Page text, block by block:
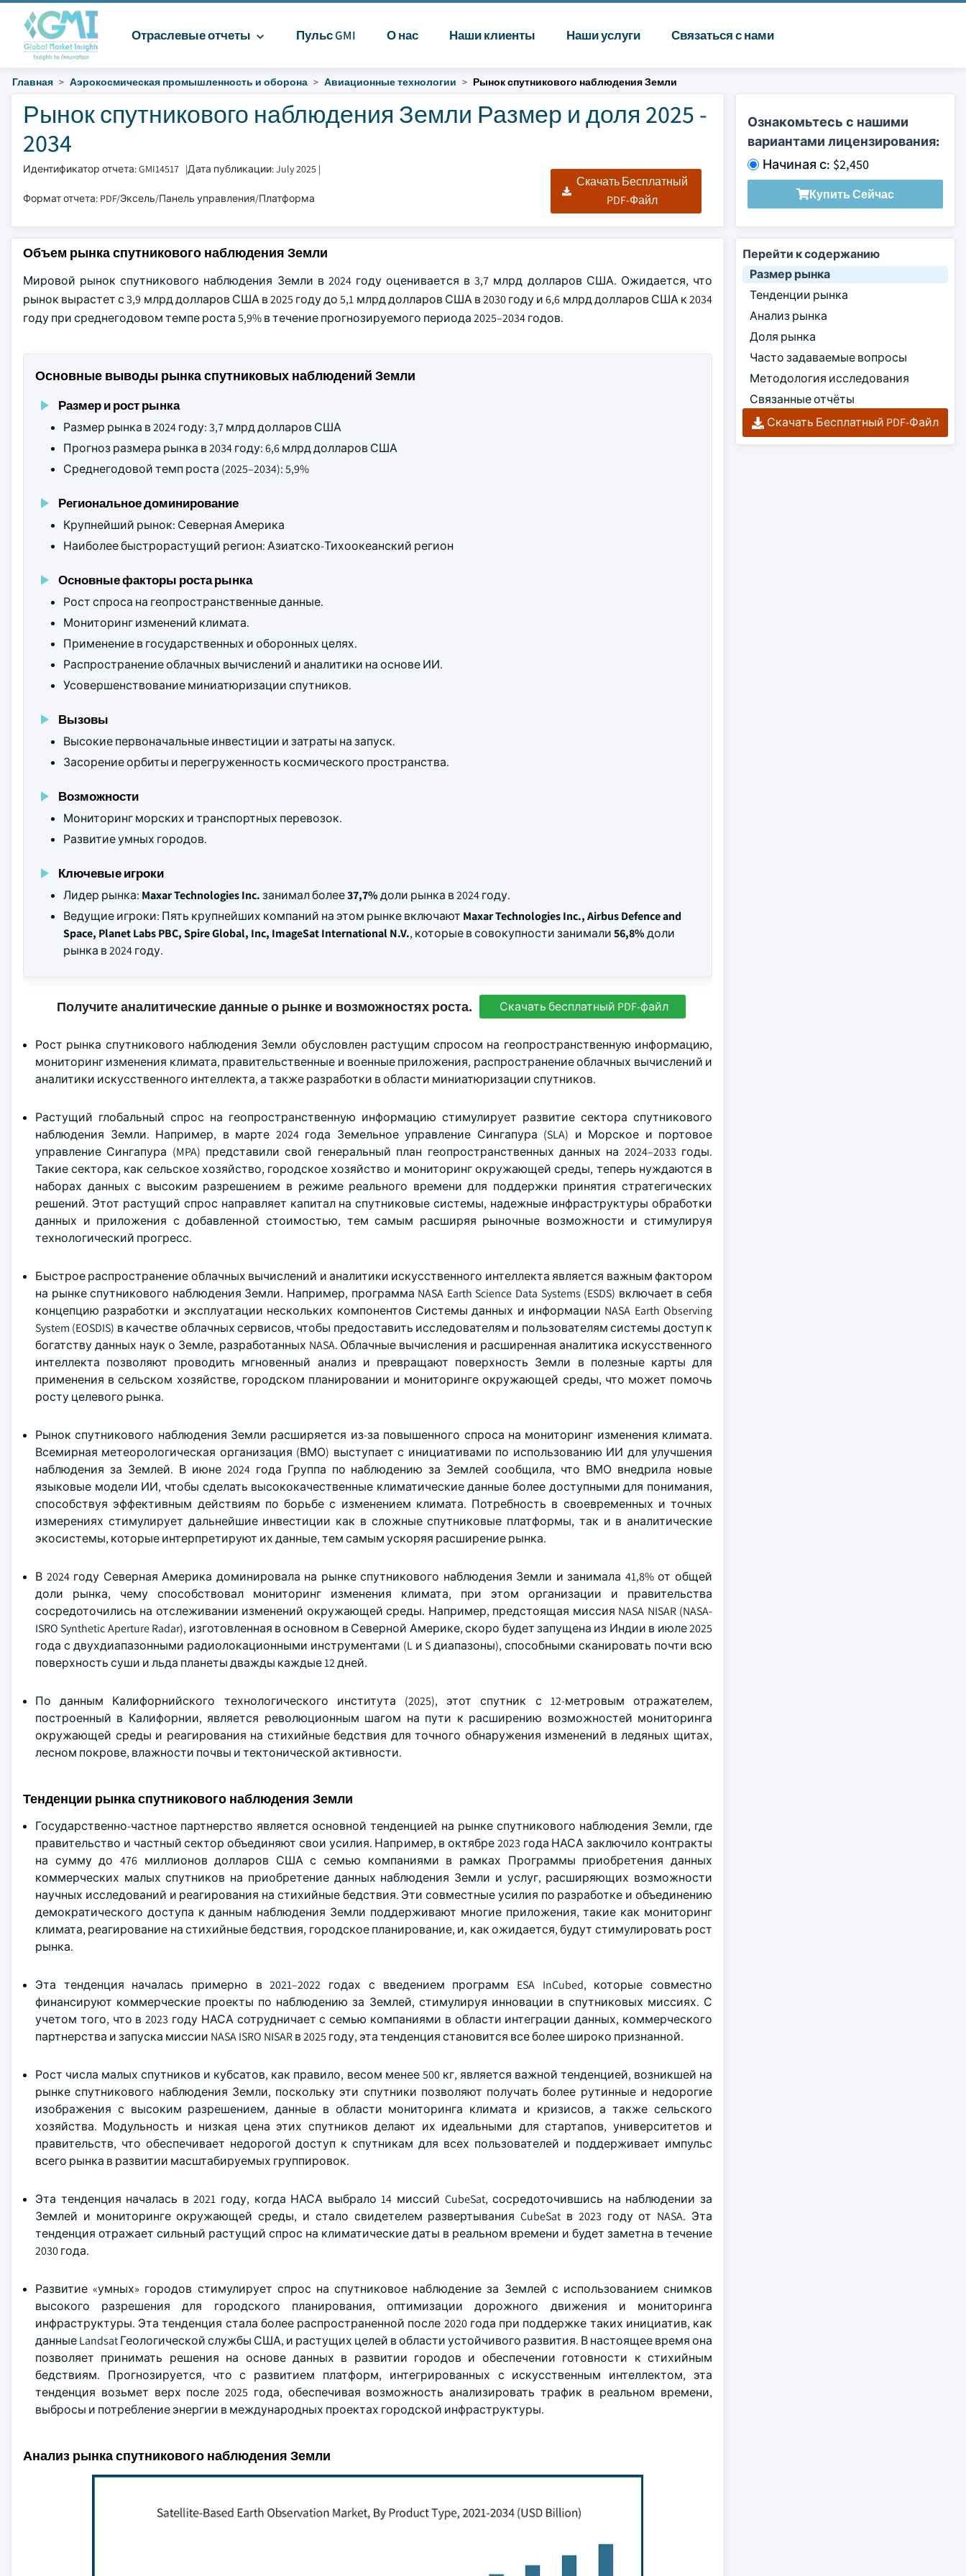
Отраслевые отчеты Пульс GMI О нас Наши клиенты Наши услуги Связаться с нами
Главная Аэрокосмическая промышленность и оборона Авиационные технологии Рынок спутникового наблюдения Земли
Рынок спутникового наблюдения Земли Размер и доля 2025 -
2034
Идентификатор отчета: GMI14517 |Дата публикации: July 2025 |
Формат отчета: PDF/Эксель/Панель управления/Платформа
Скачать Бесплатный
PDF-Файл
Ознакомьтесь с нашими
вариантами лицензирования:
Начиная с: $2,450
Купить Сейчас
Объем рынка спутникового наблюдения Земли
Мировой рынок спутникового наблюдения Земли в 2024 году оценивается в 3,7 млрд долларов США. Ожидается, что
рынок вырастет с 3,9 млрд долларов США в 2025 году до 5,1 млрд долларов США в 2030 году и 6,6 млрд долларов США к 2034
году при среднегодовом темпе роста 5,9% в течение прогнозируемого периода 2025–2034 годов.
Основные выводы рынка спутниковых наблюдений Земли
Размер и рост рынка
Размер рынка в 2024 году: 3,7 млрд долларов США
Прогноз размера рынка в 2034 году: 6,6 млрд долларов США
Среднегодовой темп роста (2025–2034): 5,9%
Региональное доминирование
Крупнейший рынок: Северная Америка
Наиболее быстрорастущий регион: Азиатско-Тихоокеанский регион
Основные факторы роста рынка
Рост спроса на геопространственные данные.
Мониторинг изменений климата.
Применение в государственных и оборонных целях.
Распространение облачных вычислений и аналитики на основе ИИ.
Усовершенствование миниатюризации спутников.
Вызовы
Высокие первоначальные инвестиции и затраты на запуск.
Засорение орбиты и перегруженность космического пространства.
Возможности
Мониторинг морских и транспортных перевозок.
Развитие умных городов.
Ключевые игроки
Лидер рынка: Maxar Technologies Inc.занимал более37,7%доли рынка в 2024 году.
Ведущие игроки: Пять крупнейших компаний на этом рынке включают Maxar Technologies Inc., Airbus Defence and
Space, Planet Labs PBC, Spire Global, Inc, ImageSat International N.V., которые в совокупности занимали56,8%доли
рынка в 2024 году.
Получите аналитические данные о рынке и возможностях роста. Скачать бесплатный PDF-файл
Рост рынка спутникового наблюдения Земли обусловлен растущим спросом на геопространственную информацию,
мониторинг изменения климата, правительственные и военные приложения, распространение облачных вычислений и
аналитики искусственного интеллекта, а также разработки в области миниатюризации спутников.
Растущий глобальный спрос на геопространственную информацию стимулирует развитие сектора спутникового
наблюдения Земли. Например, в марте 2024 года Земельное управление Сингапура (SLA) и Морское и портовое
управление Сингапура (MPA) представили свой генеральный план геопространственных данных на 2024–2033 годы.
Такие сектора, как сельское хозяйство, городское хозяйство и мониторинг окружающей среды, теперь нуждаются в
наборах данных с высоким разрешением в режиме реального времени для поддержки принятия стратегических
решений. Этот растущий спрос направляет капитал на спутниковые системы, надежные инфраструктуры обработки
данных и приложения с добавленной стоимостью, тем самым расширяя рыночные возможности и стимулируя
технологический прогресс.
Быстрое распространение облачных вычислений и аналитики искусственного интеллекта является важным фактором
на рынке спутникового наблюдения Земли. Например, программа NASA Earth Science Data Systems (ESDS) включает в себя
концепцию разработки и эксплуатации нескольких компонентов Системы данных и информации NASA Earth Observing
System (EOSDIS) в качестве облачных сервисов, чтобы предоставить исследователям и пользователям системы доступ к
богатству данных наук о Земле, разработанных NASA. Облачные вычисления и расширенная аналитика искусственного
интеллекта позволяют проводить мгновенный анализ и превращают поверхность Земли в полезные карты для
применения в сельском хозяйстве, городском планировании и мониторинге окружающей среды, что может помочь
росту целевого рынка.
Рынок спутникового наблюдения Земли расширяется из-за повышенного спроса на мониторинг изменения климата.
Всемирная метеорологическая организация (ВМО) выступает с инициативами по использованию ИИ для улучшения
наблюдения за Землей. В июне 2024 года Группа по наблюдению за Землей сообщила, что ВМО внедрила новые
языковые модели ИИ, чтобы сделать высококачественные климатические данные более доступными для понимания,
способствуя эффективным действиям по борьбе с изменением климата. Потребность в своевременных и точных
измерениях стимулирует дальнейшие инвестиции как в сложные спутниковые платформы, так и в аналитические
экосистемы, которые интерпретируют их данные, тем самым ускоряя расширение рынка.
В 2024 году Северная Америка доминировала на рынке спутникового наблюдения Земли и занимала 41,8% от общей
доли рынка, чему способствовал мониторинг изменения климата, при этом организации и правительства
сосредоточились на отслеживании изменений окружающей среды. Например, предстоящая миссия NASA NISAR (NASA-
ISRO Synthetic Aperture Radar), изготовленная в основном в Северной Америке, скоро будет запущена из Индии в июле 2025
года с двухдиапазонными радиолокационными инструментами (L и S диапазоны), способными сканировать почти всю
поверхность суши и льда планеты дважды каждые 12 дней.
По данным Калифорнийского технологического института (2025), этот спутник с 12-метровым отражателем,
построенный в Калифорнии, является революционным шагом на пути к расширению возможностей мониторинга
окружающей среды и реагирования на стихийные бедствия для точного обнаружения изменений в ледяных щитах,
лесном покрове, влажности почвы и тектонической активности.
Тенденции рынка спутникового наблюдения Земли
Государственно-частное партнерство является основной тенденцией на рынке спутникового наблюдения Земли, где
правительство и частный сектор объединяют свои усилия. Например, в октябре 2023 года НАСА заключило контракты
на сумму до 476 миллионов долларов США с семью компаниями в рамках Программы приобретения данных
коммерческих малых спутников на приобретение данных наблюдения Земли и услуг, расширяющих возможности
научных исследований и реагирования на стихийные бедствия. Эти совместные усилия по разработке и объединению
демократического доступа к данным наблюдения Земли поддерживают многие приложения, такие как мониторинг
климата, реагирование на стихийные бедствия, городское планирование, и, как ожидается, будут стимулировать рост
рынка.
Эта тенденция началась примерно в 2021–2022 годах с введением программ ESA InCubed, которые совместно
финансируют коммерческие проекты по наблюдению за Землей, стимулируя инновации в спутниковых миссиях. С
учетом того, что в 2023 году НАСА сотрудничает с семью компаниями в области интеграции данных, коммерческого
партнерства и запуска миссии NASA ISRO NISAR в 2025 году, эта тенденция становится все более широко признанной.
Рост числа малых спутников и кубсатов, как правило, весом менее 500 кг, является важной тенденцией, возникшей на
рынке спутникового наблюдения Земли, поскольку эти спутники позволяют получать более рутинные и недорогие
изображения с высоким разрешением, данные в области мониторинга климата и кризисов, а также сельского
хозяйства. Модульность и низкая цена этих спутников делают их идеальными для стартапов, университетов и
правительств, что обеспечивает недорогой доступ к спутникам для всех пользователей и поддерживает импульс
всего рынка в развитии масштабируемых группировок.
Эта тенденция началась в 2021 году, когда НАСА выбрало 14 миссий CubeSat, сосредоточившись на наблюдении за
Землей и мониторинге окружающей среды, и стало свидетелем развертывания CubeSat в 2023 году от NASA. Эта
тенденция отражает сильный растущий спрос на климатические даты в реальном времени и будет заметна в течение
2030 года.
Развитие «умных» городов стимулирует спрос на спутниковое наблюдение за Землей с использованием снимков
высокого разрешения для городского планирования, оптимизации дорожного движения и мониторинга
инфраструктуры. Эта тенденция стала более распространенной после 2020 года при поддержке таких инициатив, как
данные Landsat Геологической службы США, и растущих целей в области устойчивого развития. В настоящее время она
позволяет принимать решения на основе данных в развитии городов и обеспечении готовности к стихийным
бедствиям. Прогнозируется, что с развитием платформ, интегрированных с искусственным интеллектом, эта
тенденция возьмет верх после 2025 года, обеспечивая возможность анализировать трафик в реальном времени,
выбросы и потребление энергии в международных проектах городской инфраструктуры.
Анализ рынка спутникового наблюдения Земли
Перейти к содержанию
Размер рынка
Тенденции рынка
Анализ рынка
Доля рынка
Часто задаваемые вопросы
Методология исследования
Связанные отчёты
Скачать Бесплатный PDF-Файл